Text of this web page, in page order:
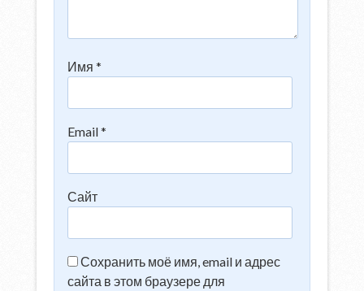
Имя*
Email*
Сайт
Сохранить моё имя, email и адрес
сайта в этом браузере для